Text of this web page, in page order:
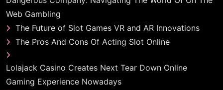
Web Gambling
The Future of Slot Games VR and AR Innovations
The Pros And Cons Of Acting Slot Online
Lolajack Casino Creates Next Tear Down Online
Gaming Experience Nowadays